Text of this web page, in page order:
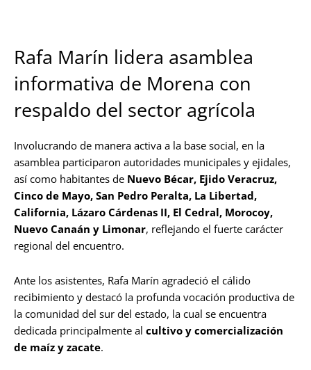
Rafa Marín lidera asamblea
informativa de Morena con
respaldo del sector agrícola
Involucrando de manera activa a la base social, en la
asamblea participaron autoridades municipales y ejidales,
así como habitantes de Nuevo Bécar, Ejido Veracruz,
Cinco de Mayo, San Pedro Peralta, La Libertad,
California, Lázaro Cárdenas II, El Cedral, Morocoy,
Nuevo Canaán y Limonar, reflejando el fuerte carácter
regional del encuentro.
Ante los asistentes, Rafa Marín agradeció el cálido
recibimiento y destacó la profunda vocación productiva de
la comunidad del sur del estado, la cual se encuentra
dedicada principalmente al cultivo y comercialización
de maíz y zacate.